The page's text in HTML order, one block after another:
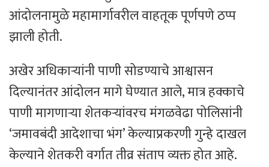
आंदोलनामुळे महामार्गावरील वाहतूक पूर्णपणे ठप्प
झाली होती.
​अखेर अधिकाऱ्यांनी पाणी सोडण्याचे आश्वासन
दिल्यानंतर आंदोलन मागे घेण्यात आले, मात्र हक्काचे
पाणी मागणाऱ्या शेतकऱ्यांवरच मंगळवेढा पोलिसांनी
‘जमावबंदी आदेशाचा भंग’ केल्याप्रकरणी गुन्हे दाखल
केल्याने शेतकरी वर्गात तीव्र संताप व्यक्त होत आहे.